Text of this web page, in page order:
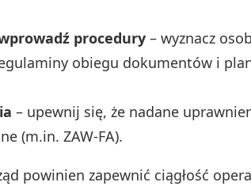
procedury – wyznacz
obiegu dokumentów i
– upewnij się, że nadane
(m.in. ZAW-FA).
powinien zapewnić ciągłość